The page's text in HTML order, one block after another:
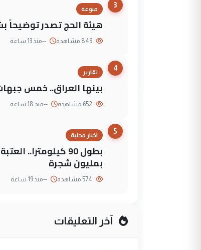
3
منوعة
هيئة الحج تصدر توضيحاً
--منذ 13 ساعة
4
تقارير
بينها العراق.. خمس جبهات
--منذ 18 ساعة
5
اخبار محلية
بطول 90
بمليون شجرة
--منذ 19 ساعة
آخر التعليقات